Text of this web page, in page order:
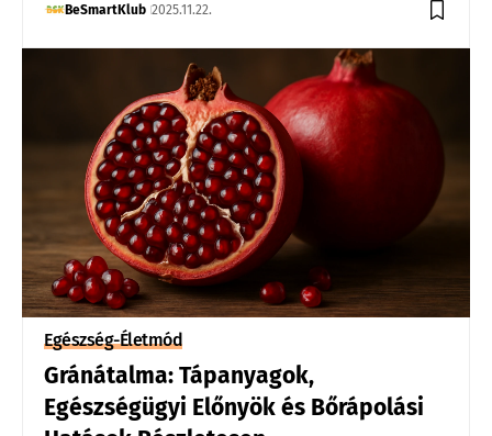
BeSmartKlub 2025.11.22.
Egészség-Életmód
Gránátalma: Tápanyagok,
Egészségügyi Előnyök és Bőrápolási